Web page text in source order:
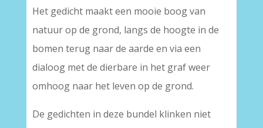
Het gedicht maakt een mooie boog van
natuur op de grond, langs de hoogte in de
bomen terug naar de aarde en via een
dialoog met de dierbare in het graf weer
omhoog naar het leven op de grond.
De gedichten in deze bundel klinken niet